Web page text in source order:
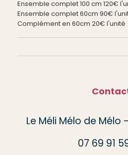
Ensemble complet 100 cm 120€
Ensemble complet 60cm 90€
Complément en 60cm 20€ l'unité
Le Méli Mélo de Mélo
07 69 91